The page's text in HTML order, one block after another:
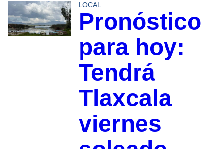
LOCAL
Pronóstico
para hoy:
Tendrá
Tlaxcala
viernes